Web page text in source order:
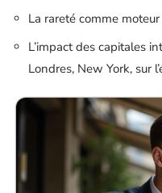
La rareté comme
L’impact des capitales
Londres, New York, sur